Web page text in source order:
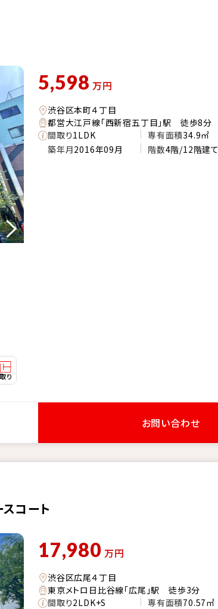
5,598 万円
渋谷区本町４丁目
都営大江戸線「西新宿五丁目」駅 徒歩8分
間取り1LDK 専有面積34.9㎡
築年月2016年09月 階数4階/12階建て
お問い合わせ
コート
17,980 万円
渋谷区広尾４丁目
東京メトロ日比谷線「広尾」駅 徒歩3分
間取り2LDK+S 専有面積70.57㎡